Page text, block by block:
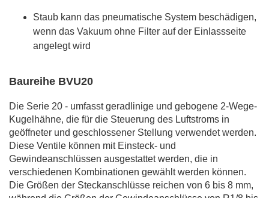
Staub kann das pneumatische System beschädigen,
wenn das Vakuum ohne Filter auf der Einlassseite
angelegt wird
Baureihe BVU20
Die Serie 20 - umfasst geradlinige und gebogene 2-Wege-
Kugelhähne, die für die Steuerung des Luftstroms in
geöffneter und geschlossener Stellung verwendet werden.
Diese Ventile können mit Einsteck- und
Gewindeanschlüssen ausgestattet werden, die in
verschiedenen Kombinationen gewählt werden können.
Die Größen der Steckanschlüsse reichen von 6 bis 8 mm,